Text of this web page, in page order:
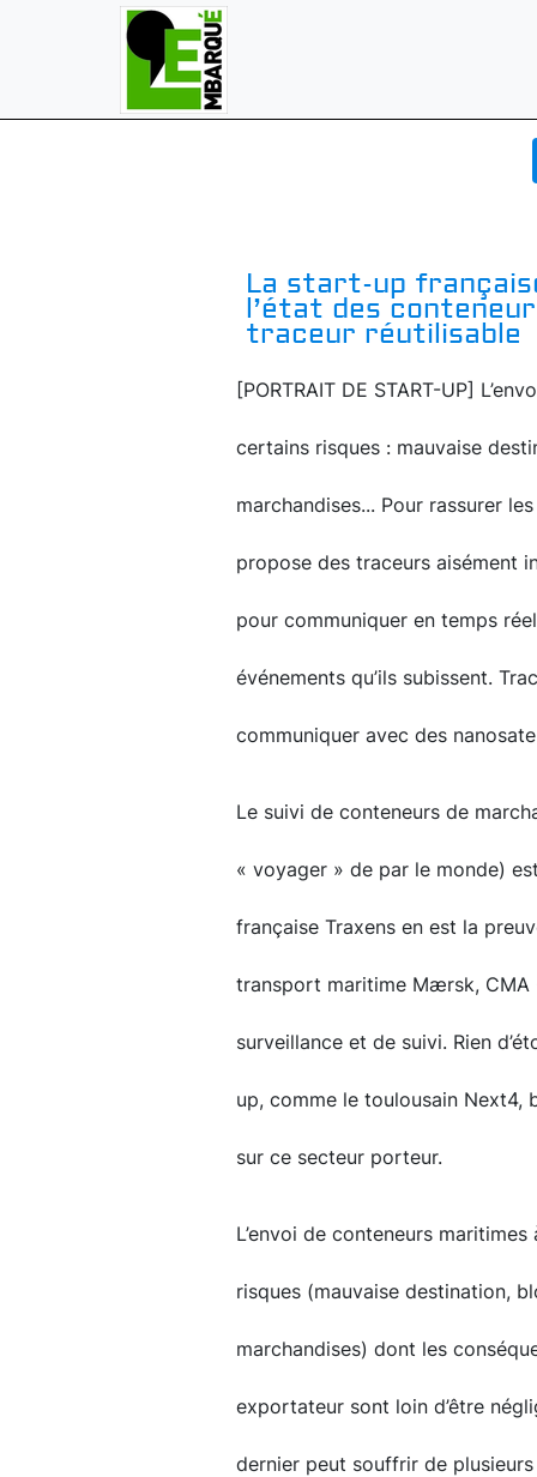
La start-up
l’état des
traceur réutilisable
[PORTRAIT DE START-UP]
certains risques : mauvaise
marchandises... Pour rassurer
propose des traceurs aisément
pour communiquer en temps
événements qu’ils subissent.
communiquer avec des
Le suivi de conteneurs de
« voyager » de par le monde)
française Traxens en est la
transport maritime Mærsk, CMA
surveillance et de suivi. Rien
up, comme le toulousain Next4,
sur ce secteur porteur.
L’envoi de conteneurs
risques (mauvaise destination,
marchandises) dont les
exportateur sont loin d’être
dernier peut souffrir de